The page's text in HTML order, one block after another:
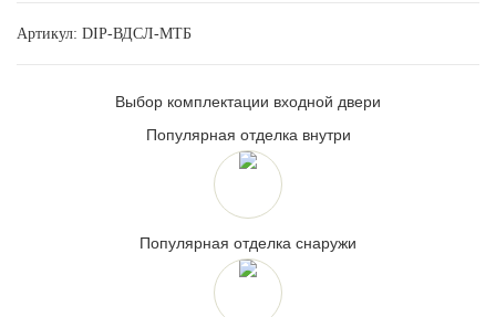
Артикул: DIP-ВДСЛ-МТБ
Выбор комплектации входной двери
Популярная отделка внутри
Популярная отделка снаружи